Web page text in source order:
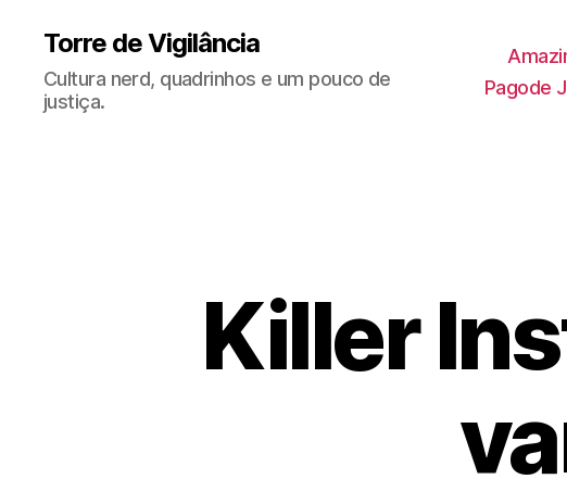
Torre de Vigilância
Cultura nerd, quadrinhos e um pouco de
justiça.
Pagode
Killer